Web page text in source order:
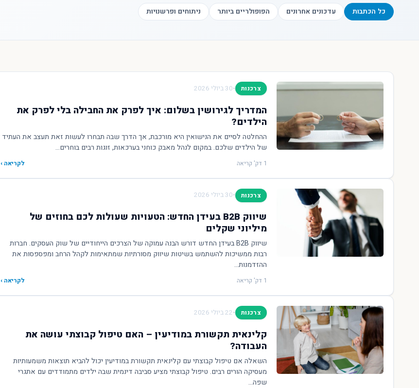
כל הכתבות עדכונים אחרונים הפופולריים ביותר ניתוחים ופרשנויות
צרכנות •30 ביולי 2026
המדריך לגירושין בשלום: איך לפרק את החבילה בלי לפרק את
הילדים?
ההחלטה לסיים את הנישואין היא מורכבת, אך הדרך שבה תבחרו לעשות זאת תעצב את העתיד
של הילדים שלכם. במקום לנהל מאבק כוחני בערכאות, זוגות רבים בוחרים...
1 דק' קריאה לקריאה ›
צרכנות •30 ביולי 2026
שיווק B2B בעידן החדש: הטעויות שעולות לכם בחוזים של
מיליוני שקלים
שיווק B2B בעידן החדש דורש הבנה עמוקה של הצרכים הייחודיים של שוק העסקים. חברות
רבות ממשיכות להשתמש בשיטות שיווק מסורתיות שמתאימות לקהל הרחב ומפספסות את
ההזדמנות...
1 דק' קריאה לקריאה ›
צרכנות •22 ביולי 2026
קלינאית תקשורת במודיעין – האם טיפול קבוצתי עושה את
העבודה?
השאלה אם טיפול קבוצתי עם קלינאית תקשורת במודיעין יכול להביא תוצאות משמעותיות
מעסיקה הורים רבים. טיפול קבוצתי מציע סביבה דינמית שבה ילדים מתמודדים עם אתגרי
שפה...